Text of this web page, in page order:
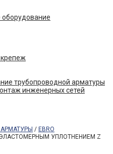
трубопроводной арматуры
инженерных сетей
/ EBRO
УПЛОТНЕНИЕМ Z